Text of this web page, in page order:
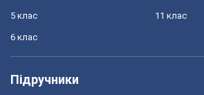
5 клас
6 клас
11 клас
Підручники